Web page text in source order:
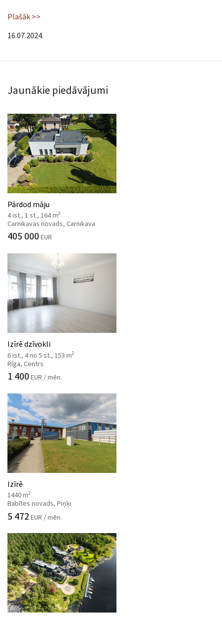
Plašāk >>
16.07.2024.
Jaunākie piedāvājumi
Pārdod māju
4 ist., 1 st., 164 m2
Carnikavas novads, Carnikava
405 000 EUR
Izīrē dzīvokli
6 ist., 4 no 5 st., 153 m2
Rīga, Centrs
1 400 EUR / mēn.
Izīrē
1440 m2
Babītes novads, Piņķi
5 472 EUR / mēn.